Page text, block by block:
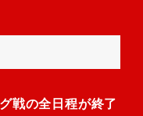
戦の全日程が終了